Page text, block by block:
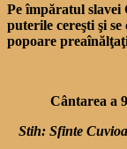
Pe împăratul slavei
puterile cereşti şi
popoare
Cântarea a
Stih: Sfinte